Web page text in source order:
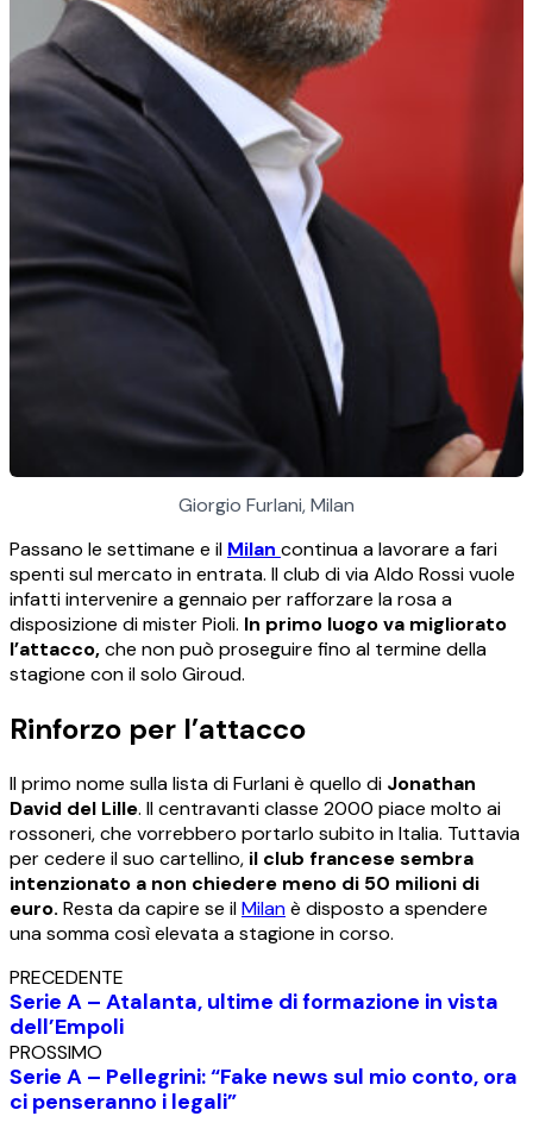
Giorgio Furlani, Milan
Passano le settimane e il Milan continua a lavorare a fari
spenti sul mercato in entrata. Il club di via Aldo Rossi vuole
infatti intervenire a gennaio per rafforzare la rosa a
disposizione di mister Pioli. In primo luogo va migliorato
l’attacco,che non può proseguire fino al termine della
stagione con il solo Giroud.
Rinforzo per l’attacco
Il primo nome sulla lista di Furlani è quello di Jonathan
David del Lille. Il centravanti classe 2000 piace molto ai
rossoneri, che vorrebbero portarlo subito in Italia. Tuttavia
per cedere il suo cartellino, il club francese sembra
intenzionato a non chiedere meno di 50 milioni di
euro. Resta da capire se ilMilanè disposto a spendere
una somma così elevata a stagione in corso.
PRECEDENTE
Serie A – Atalanta, ultime di formazione in vista
dell’Empoli
PROSSIMO
Serie A – Pellegrini: “Fake news sul mio conto, ora
ci penseranno i legali”